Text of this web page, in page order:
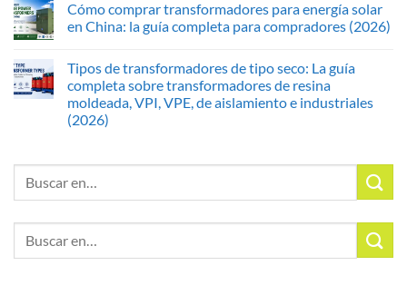
Cómo comprar transformadores para energía solar
en China: la guía completa para compradores (2026)
Tipos de transformadores de tipo seco: La guía
completa sobre transformadores de resina
moldeada, VPI, VPE, de aislamiento e industriales
(2026)